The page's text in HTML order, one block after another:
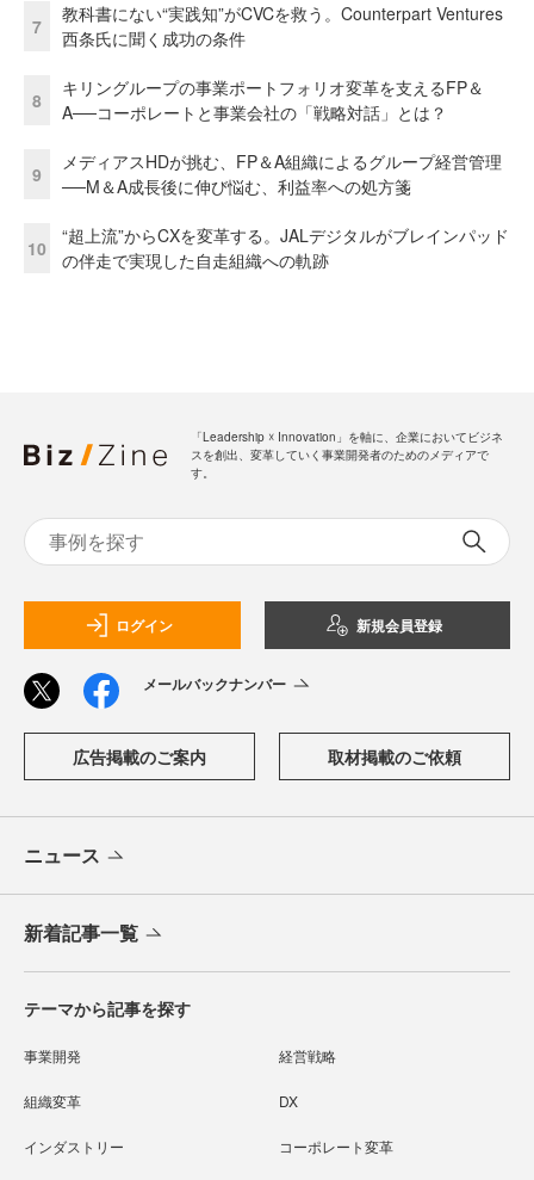
7
教科書にない“実践知”がCVCを救う。Counterpart Ventures
西条氏に聞く成功の条件
8
キリングループの事業ポートフォリオ変革を支えるFP＆
A──コーポレートと事業会社の「戦略対話」とは？
9
メディアスHDが挑む、FP＆A組織によるグループ経営管理
──M＆A成長後に伸び悩む、利益率への処方箋
10
“超上流”からCXを変革する。JALデジタルがブレインパッド
の伴走で実現した自走組織への軌跡
「Leadership ☓ Innovation」を軸に、企業においてビジネ
スを創出、変革していく事業開発者のためのメディアで
す。
ログイン 新規会員登録
メールバックナンバー
広告掲載のご案内 取材掲載のご依頼
ニュース
新着記事一覧
テーマから記事を探す
事業開発 経営戦略
組織変革 DX
インダストリー コーポレート変革